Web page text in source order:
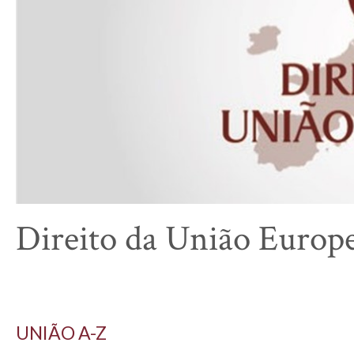
Direito da União
UNIÃO A-Z